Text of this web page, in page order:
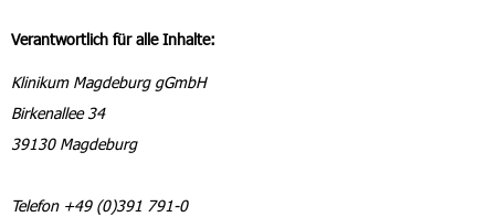
Verantwortlich für alle Inhalte:
Klinikum Magdeburg gGmbH
Birkenallee 34
39130 Magdeburg
Telefon +49 (0)391 791-0